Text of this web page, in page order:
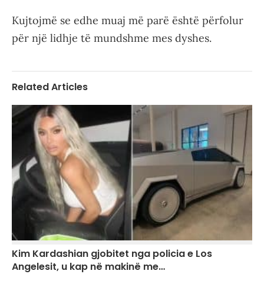
Kujtojmë se edhe muaj më parë është përfolur
për një lidhje të mundshme mes dyshes.
Related Articles
Kim Kardashian gjobitet nga policia e Los
Angelesit, u kap në makinë me…